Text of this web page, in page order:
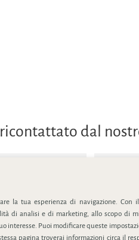
dal
la tua esperienza di navigazione. Con
di analisi e di marketing, allo scopo di
interesse. Puoi modificare queste
pagina troverai informazioni circa il